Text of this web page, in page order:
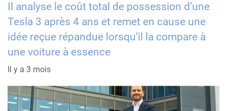
Il analyse le coût total de possession d’une
Tesla 3 après 4 ans et remet en cause une
idée reçue répandue lorsqu’il la compare à
une voiture à essence
Il y a 3 mois